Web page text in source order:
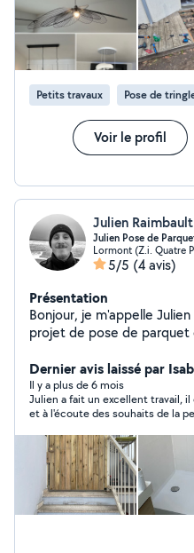
Montage de meubles
remplacer un robinet une
une fuite? Je suis
petites réparations
déménagement:
vous assiste pour que tout
Jardinage: tonte de
Fiabilité: je m'engage à
délais convenus. Flexibilité : je me déplace sur
Petits travaux Pose de
Voir le profil
Julien Raimbault
Julien Pose de
Lormont (Z.i. Quatre
5/5 (4 avis)
Présentation
Bonjour, je m'appelle Julien Je suis disponible pour vos
projet de pose de parquet
Assemblage et fixation des
Découpe et pose de plan
plomberie Pose de
l'électroménager
Changement prise ou
pour salle de bain et cuisine Je m'engage à fournir un
travail sérieux, propre,
pas à me contacter pour
Dernier avis laissé par
Il y a plus de 6 mois
Julien a fait un excellent travail,
et à l'écoute des souhaits de la